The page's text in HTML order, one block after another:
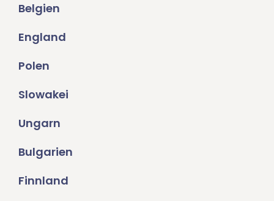
Belgien
England
Polen
Slowakei
Ungarn
Bulgarien
Finnland